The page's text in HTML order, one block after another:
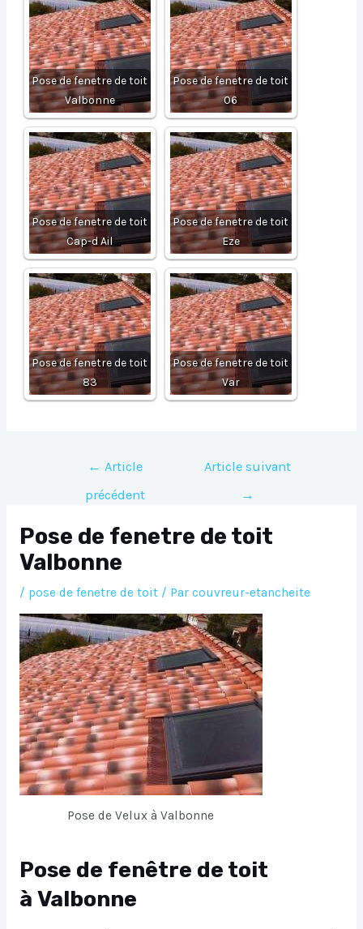
Pose de fenetre de toit
Valbonne
Pose de fenetre de toit
06
Pose de fenetre de toit
Cap-d Ail
Pose de fenetre de toit
Eze
Pose de fenetre de toit
83
Pose de fenetre de toit
Var
l’article
← Article
précédent
Article suivant
→
Pose de fenetre de toit
Valbonne
/ pose de fenetre de toit/ Par couvreur-etancheite
Pose de Velux à Valbonne
Pose de fenêtre de toit
à Valbonne